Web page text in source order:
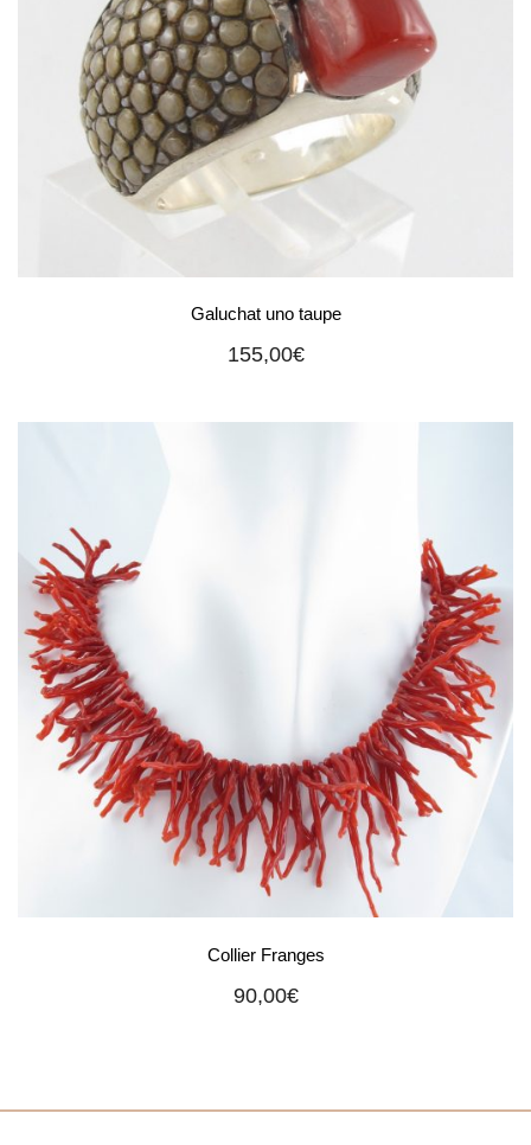
Galuchat uno taupe
155,00€
Collier Franges
90,00€